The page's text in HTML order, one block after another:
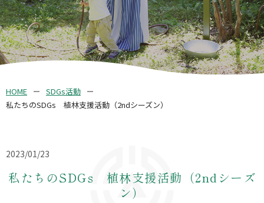
HOME
SDGs活動
私たちのSDGs 植林支援活動（2ndシーズン）
2023/01/23
私たちのSDGs 植林支援活動（2ndシーズ
ン）